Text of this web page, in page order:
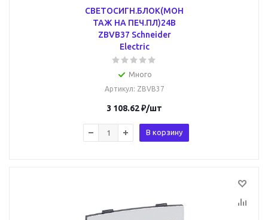
СВЕТОСИГН.БЛОК(МОН
ТАЖ НА ПЕЧ.ПЛ)24В
ZBVB37 Schneider
Electric
Много
Артикул: ZBVB37
3 108.62₽/шт
В корзину